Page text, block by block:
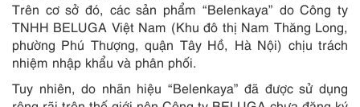
Trên cơ sở đó, các sản phẩm “Belenkaya” do Công ty
TNHH BELUGA Việt Nam (Khu đô thị Nam Thăng Long,
phường Phú Thượng, quận Tây Hồ, Hà Nội) chịu trách
nhiệm nhập khẩu và phân phối.
Tuy nhiên, do nhãn hiệu “Belenkaya” đã được sử dụng